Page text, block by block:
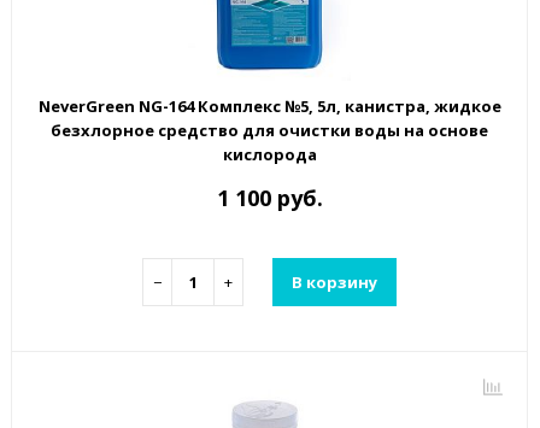
NeverGreen NG-164 Комплекс №5, 5л, канистра, жидкое
безхлорное средство для очистки воды на основе
кислорода
1 100 руб.
− + В корзину